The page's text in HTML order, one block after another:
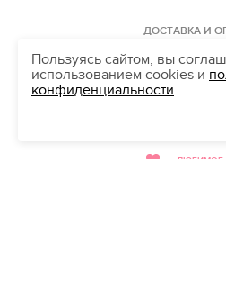
ДОСТАВКА И
КАРТА
ЛЮБИМОЕ
Пользуясь сайтом, вы
использованием cookies и
конфиденциальности.